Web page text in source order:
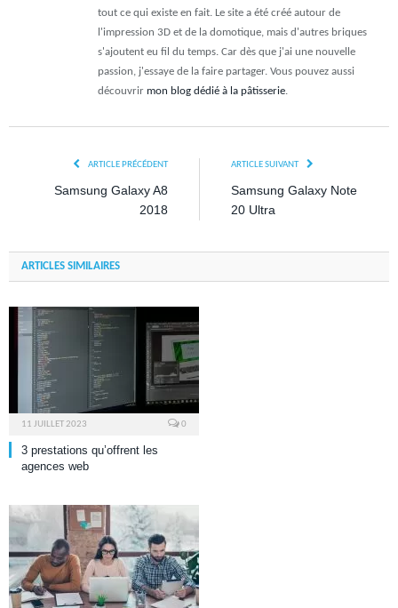
tout ce qui existe en fait. Le site a été créé autour de
l'impression 3D et de la domotique, mais d'autres briques
s'ajoutent eu fil du temps. Car dès que j'ai une nouvelle
passion, j'essaye de la faire partager. Vous pouvez aussi
découvrir mon blog dédié à la pâtisserie
ARTICLE PRÉCÉDENT
Samsung Galaxy A8
2018
ARTICLE SUIVANT
Samsung Galaxy Note
20 Ultra
ARTICLES SIMILAIRES
11 JUILLET 2023 0
3 prestations qu’offrent les
agences web